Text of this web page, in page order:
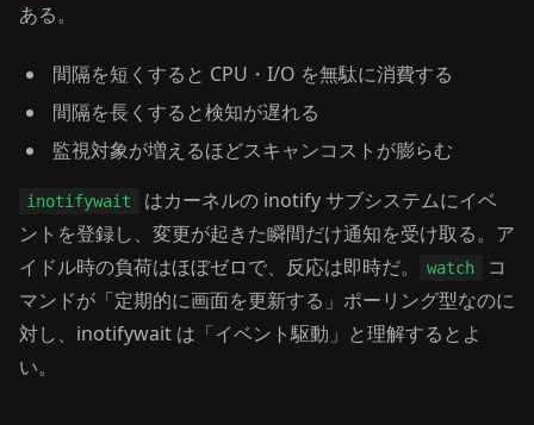
ある。
間隔を短くすると CPU・I/O を無駄に消費する
間隔を長くすると検知が遅れる
監視対象が増えるほどスキャンコストが膨らむ
inotifywait
はカーネルの inotify サブシステムにイベ
ントを登録し、変更が起きた瞬間だけ通知を受け取る。ア
イドル時の負荷はほぼゼロで、反応は即時だ。
watch
コ
マンドが「定期的に画面を更新する」ポーリング型なのに
対し、inotifywait は「イベント駆動」と理解するとよ
い。